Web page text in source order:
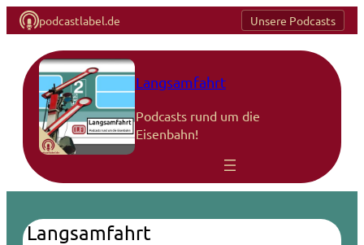
podcastlabel.de Unsere Podcasts
Langsamfahrt
Podcasts rund um die
Eisenbahn!
Langsamfahrt